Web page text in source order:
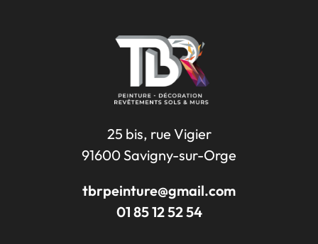
25 bis, rue Vigier
91600 Savigny-sur-Orge
tbrpeinture@gmail.com
01 85 12 52 54